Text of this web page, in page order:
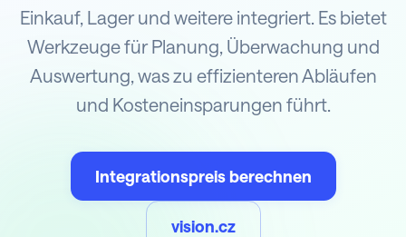
Einkauf, Lager und weitere integriert. Es bietet
Werkzeuge für Planung, Überwachung und
Auswertung, was zu effizienteren Abläufen
und Kosteneinsparungen führt.
Integrationspreis berechnen
vision.cz